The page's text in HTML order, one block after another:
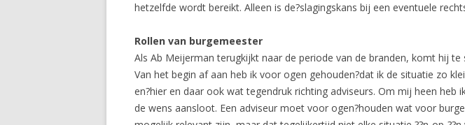
hetzelfde wordt bereikt. Alleen is de?slagingskans bij een eventuele
Rollen van burgemeester
Als Ab Meijerman terugkijkt naar de periode van de branden, komt hij
Van het begin af aan heb ik voor ogen gehouden?dat ik de situatie zo
en?hier en daar ook wat tegendruk richting adviseurs. Om mij heen
de wens aansloot. Een adviseur moet voor ogen?houden wat voor